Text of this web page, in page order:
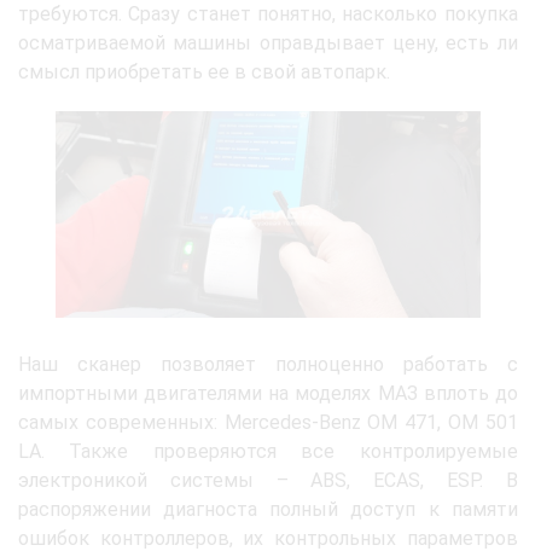
требуются. Сразу станет понятно, насколько покупка
осматриваемой машины оправдывает цену, есть ли
смысл приобретать ее в свой автопарк.
Наш сканер позволяет полноценно работать с
импортными двигателями на моделях МАЗ вплоть до
самых современных: Mercedes-Benz OM 471, OM 501
LA. Также проверяются все контролируемые
электроникой системы – ABS, ECAS, ESP. В
распоряжении диагноста полный доступ к памяти
ошибок контроллеров, их контрольных параметров